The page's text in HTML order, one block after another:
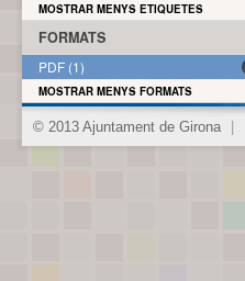
MOSTRAR MENYS ETIQUETES
FORMATS
PDF (1)
MOSTRAR MENYS FORMATS
© 2013 Ajuntament de Girona